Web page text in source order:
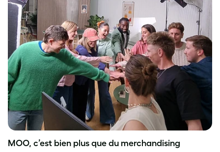
MOO, c’est bien plus que du merchandising